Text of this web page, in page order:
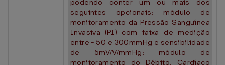
podendo conter um ou mais dos
seguintes opcionais: módulo de
monitoramento da Pressão Sanguínea
Invasiva (PI) com faixa de medição
entre - 50 e 300mmHg e sensibilidade
de 5mV/V/mmHg; módulo de
monitoramento do Débito. Cardíaco